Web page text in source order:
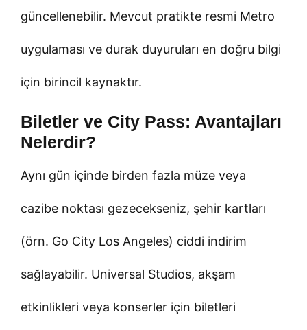
güncellenebilir. Mevcut pratikte resmi Metro
uygulaması ve durak duyuruları en doğru bilgi
için birincil kaynaktır.
Biletler ve City Pass: Avantajları
Nelerdir?
Aynı gün içinde birden fazla müze veya
cazibe noktası gezecekseniz, şehir kartları
(örn. Go City Los Angeles) ciddi indirim
sağlayabilir. Universal Studios, akşam
etkinlikleri veya konserler için biletleri